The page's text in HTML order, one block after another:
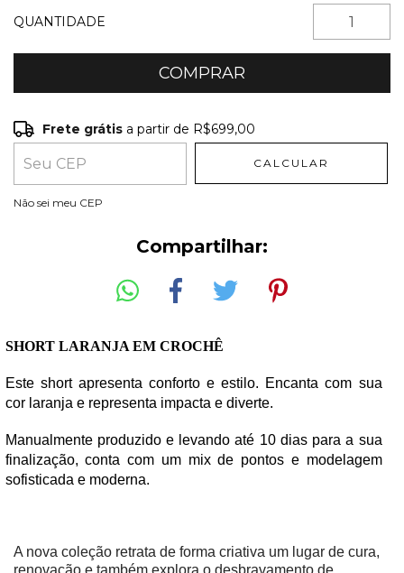
QUANTIDADE
Frete grátis R$699,00
Entregas para o CEP:
Frete grátis a partir de R$699,00
CALCULAR
Não sei meu CEP
Compartilhar:
SHORT LARANJA EM CROCHÊ
Este short apresenta conforto e estilo. Encanta com sua
cor laranja e representa impacta e diverte.
Manualmente produzido e levando até 10 dias para a sua
finalização, conta com um mix de pontos e modelagem
sofisticada e moderna.
A nova coleção retrata de forma criativa um lugar de cura,
renovação e também explora o desbravamento de